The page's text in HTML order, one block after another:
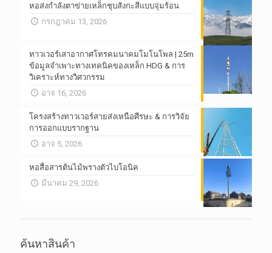
หอส่งกำลังตาข่ายเหล็กชุบสังกะสีแบบจุ่มร้อน
กรกฎาคม 13, 2026
ทาวเวอร์เสาอากาศโทรคมนาคมโมโนโพล | 25m
ข้อมูลจำเพาะทางเทคนิคของเหล็ก HDG & การ
วิเคราะห์ทางวิศวกรรม
อาจ 16, 2026
โครงสร้างทาวเวอร์สายส่งเหนือศีรษะ & การวิจัย
การออกแบบรากฐาน
อาจ 5, 2026
หอสื่อสารต้นไม้พรางตัวไบโอนิค
มีนาคม 29, 2026
ค้นหาสินค้า